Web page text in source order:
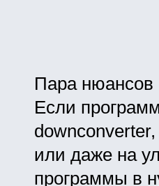
Пара нюансов
Если
downconverter,
или даже на
программы в